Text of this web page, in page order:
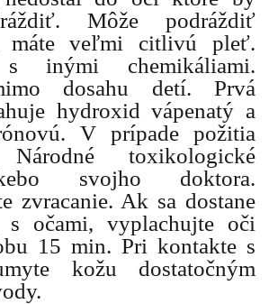
Môže podráždiť
máte veľmi citlivú pleť.
s inými chemikáliami.
dosahu detí. Prvá
hydroxid vápenatý a
V prípade požitia
Národné toxikologické
svojho doktora.
zvracanie. Ak sa dostane
s očami, vyplachujte oči
15 min. Pri kontakte s
kožu dostatočným